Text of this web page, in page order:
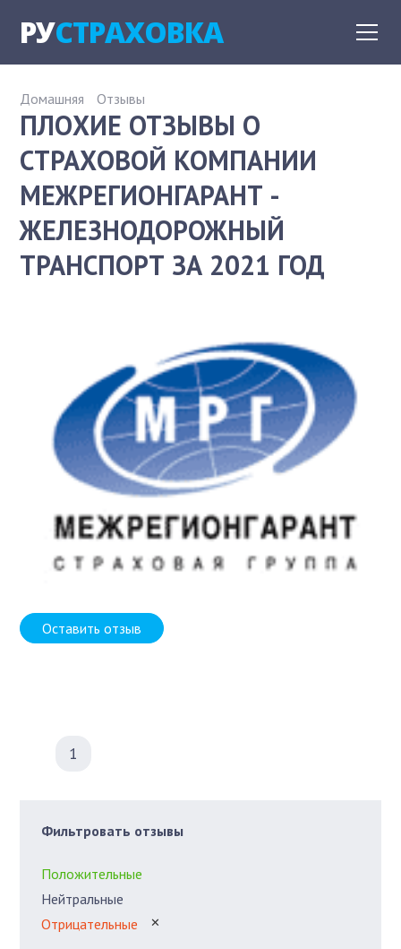
РУСТРАХОВКА
Домашняя Отзывы
ПЛОХИЕ ОТЗЫВЫ О
СТРАХОВОЙ КОМПАНИИ
МЕЖРЕГИОНГАРАНТ -
ЖЕЛЕЗНОДОРОЖНЫЙ
ТРАНСПОРТ ЗА 2021 ГОД
Оставить отзыв
1
Фильтровать отзывы
Положительные
Нейтральные
Отрицательные
✕